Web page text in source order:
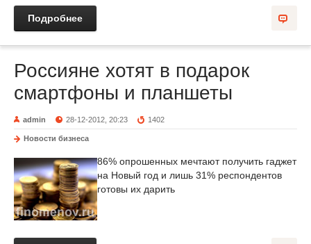
Подробнее
Россияне хотят в подарок
смартфоны и планшеты
admin 28-12-2012, 20:23 1402
Новости бизнеса
86% опрошенных мечтают получить гаджет
на Новый год и лишь 31% респондентов
готовы их дарить